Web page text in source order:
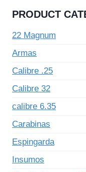
PRODUCT
22 Magnum
Armas
Calibre .25
Calibre 32
calibre 6.35
Carabinas
Espingarda
Insumos